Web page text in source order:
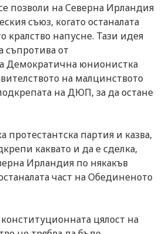
позволи на Северна Ирландия
съюз, когато останалата
кралство напусне. Тази идея
съпротива от
Демократична юнионистка
на малцинството
на ДЮП, за да остане
партия и казва,
каквато и да е сделка,
Ирландия по някакъв
част на Обединеното
цялост на